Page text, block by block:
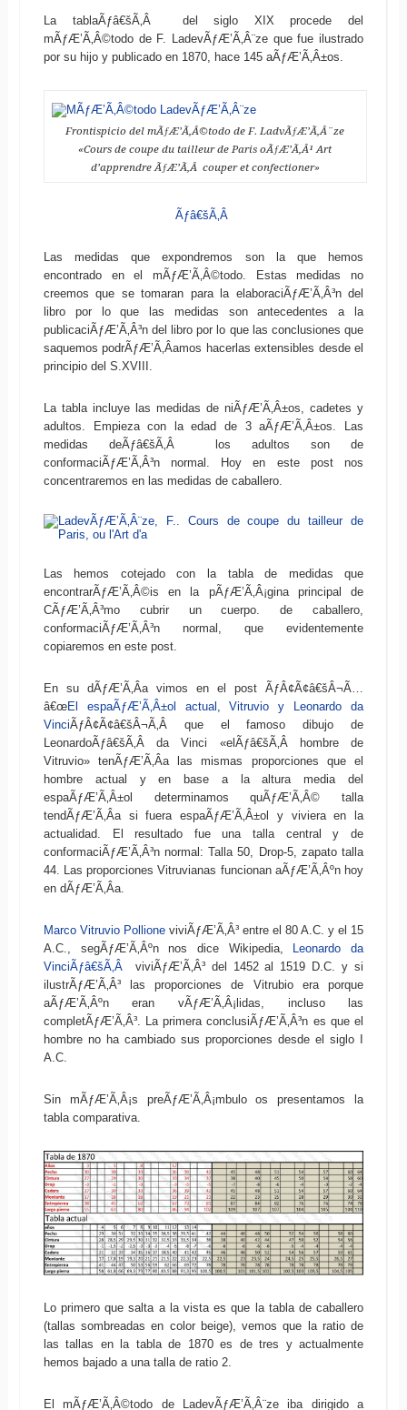
La tablaÃƒâ€šÃ‚Â del siglo XIX procede del
mÃƒÆ’Ã‚Â©todo de F. LadevÃƒÆ’Ã‚Â¨ze que fue ilustrado
por su hijo y publicado en 1870, hace 145 aÃƒÆ’Ã‚Â±os.
Frontispicio del mÃƒÆ’Ã‚Â©todo de F. LadvÃƒÆ’Ã‚Â¨ze
«Cours de coupe du tailleur de Paris oÃƒÆ’Ã‚Â¹ Art
d’apprendre ÃƒÆ’Ã‚Â couper et confectioner»
Ãƒâ€šÃ‚Â
Las medidas que expondremos son la que hemos
encontrado en el mÃƒÆ’Ã‚Â©todo. Estas medidas no
creemos que se tomaran para la elaboraciÃƒÆ’Ã‚Â³n del
libro por lo que las medidas son antecedentes a la
publicaciÃƒÆ’Ã‚Â³n del libro por lo que las conclusiones que
saquemos podrÃƒÆ’Ã‚Â­amos hacerlas extensibles desde el
principio del S.XVIII.
La tabla incluye las medidas de niÃƒÆ’Ã‚Â±os, cadetes y
adultos. Empieza con la edad de 3 aÃƒÆ’Ã‚Â±os. Las
medidas deÃƒâ€šÃ‚Â los adultos son de
conformaciÃƒÆ’Ã‚Â³n normal. Hoy en este post nos
concentraremos en las medidas de caballero.
Las hemos cotejado con la tabla de medidas que
encontrarÃƒÆ’Ã‚Â©is en la pÃƒÆ’Ã‚Â¡gina principal de
CÃƒÆ’Ã‚Â³mo cubrir un cuerpo. de caballero,
conformaciÃƒÆ’Ã‚Â³n normal, que evidentemente
copiaremos en este post.
En su dÃƒÆ’Ã‚Â­a vimos en el post ÃƒÂ¢Ã¢â€šÂ¬Ã…
â€œEl espaÃƒÆ’Ã‚Â±ol actual, Vitruvio y Leonardo da
VinciÃƒÂ¢Ã¢â€šÂ¬Ã‚Â que el famoso dibujo de
LeonardoÃƒâ€šÃ‚Â da Vinci «elÃƒâ€šÃ‚Â hombre de
Vitruvio» tenÃƒÆ’Ã‚Â­a las mismas proporciones que el
hombre actual y en base a la altura media del
espaÃƒÆ’Ã‚Â±ol determinamos quÃƒÆ’Ã‚Â© talla
tendÃƒÆ’Ã‚Â­a si fuera espaÃƒÆ’Ã‚Â±ol y viviera en la
actualidad. El resultado fue una talla central y de
conformaciÃƒÆ’Ã‚Â³n normal: Talla 50, Drop-5, zapato talla
44. Las proporciones Vitruvianas funcionan aÃƒÆ’Ã‚Âºn hoy
en dÃƒÆ’Ã‚Â­a.
Marco Vitruvio PollioneviviÃƒÆ’Ã‚Â³ entre el 80 A.C. y el 15
A.C., segÃƒÆ’Ã‚Âºn nos dice Wikipedia,
Leonardo da
VinciÃƒâ€šÃ‚Â viviÃƒÆ’Ã‚Â³ del 1452 al 1519 D.C. y si
ilustrÃƒÆ’Ã‚Â³ las proporciones de Vitrubio era porque
aÃƒÆ’Ã‚Âºn eran vÃƒÆ’Ã‚Â¡lidas, incluso las
completÃƒÆ’Ã‚Â³. La primera conclusiÃƒÆ’Ã‚Â³n es que el
hombre no ha cambiado sus proporciones desde el siglo I
A.C.
Sin mÃƒÆ’Ã‚Â¡s preÃƒÆ’Ã‚Â¡mbulo os presentamos la
tabla comparativa.
Lo primero que salta a la vista es que la tabla de caballero
(tallas sombreadas en color beige), vemos que la ratio de
las tallas en la tabla de 1870 es de tres y actualmente
hemos bajado a una talla de ratio 2.
El mÃƒÆ’Ã‚Â©todo de LadevÃƒÆ’Ã‚Â¨ze iba dirigido a